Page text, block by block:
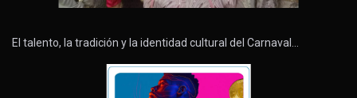
El talento, la tradición y la identidad cultural del Carnaval…